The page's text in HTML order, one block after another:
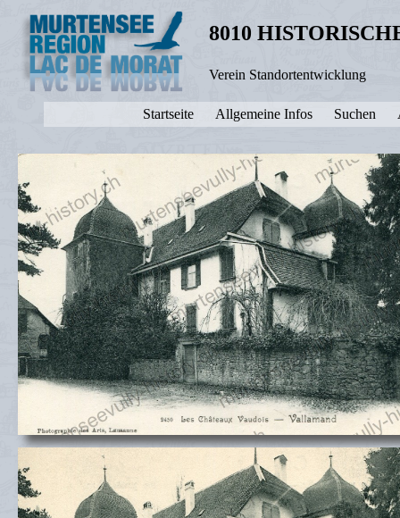
8010
Verein Standortentwicklung
Startseite Allgemeine Infos Suchen